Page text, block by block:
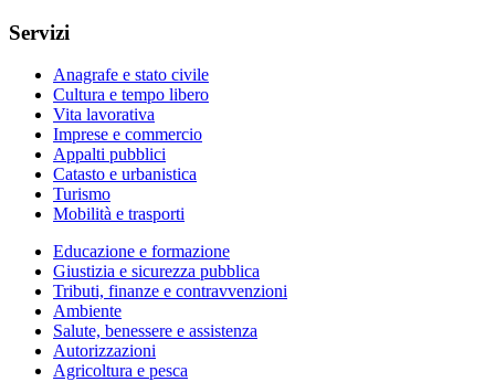
Servizi
Anagrafe e stato civile
Cultura e tempo libero
Vita lavorativa
Imprese e commercio
Appalti pubblici
Catasto e urbanistica
Turismo
Mobilità e trasporti
Educazione e formazione
Giustizia e sicurezza pubblica
Tributi, finanze e contravvenzioni
Ambiente
Salute, benessere e assistenza
Autorizzazioni
Agricoltura e pesca